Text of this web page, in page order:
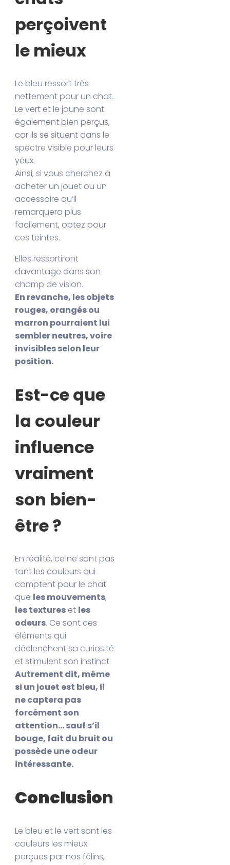
perçoivent
le mieux
Le bleu ressort très
nettement pour un chat.
Le vert et le jaune sont
également bien perçus,
car ils se situent dans le
spectre visible pour leurs
yeux.
Ainsi, si vous cherchez à
acheter un jouet ou un
accessoire qu’il
remarquera plus
facilement, optez pour
ces teintes.
Elles ressortiront
davantage dans son
champ de vision.
En revanche, les objets
rouges, orangés ou
marron pourraient lui
sembler neutres, voire
invisibles selon leur
position.
Est-ce que
la couleur
influence
vraiment
son bien-
être ?
En réalité, ce ne sont pas
tant les couleurs qui
comptent pour le chat
que les mouvements,
les textures et les
odeurs. Ce sont ces
éléments qui
déclenchent sa curiosité
et stimulent son instinct.
Autrement dit, même
si un jouet est bleu, il
ne captera pas
forcément son
attention… sauf s’il
bouge, fait du bruit ou
possède une odeur
intéressante.
Conclusion
Le bleu et le vert sont les
couleurs les mieux
perçues par nos félins,